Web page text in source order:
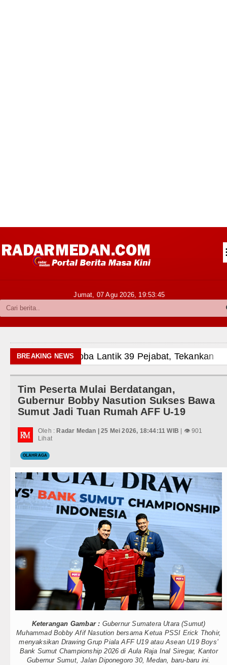
Kabupaten Karo
Politik
Hiburan
Olahraga
Teknologi
Internasional
Wisata
TIPS dan TRIK
Video
Kesehatan
Kuliner
Siraman Rohani
Jumat, 07 Agu 2026, 19:53:47
BREAKING NEWS
Publik
Pikiran
Jembatan Pascabencana di
Wewenang
Kaprah dan Ngawur
5 Agustus 2026
Hong Kong
TK Kemala Bhayangkari 11 Tarutung
Pelayanan Publik
Pikiran
Jembatan Pascabencana di
Tim Peserta Mulai Berdatangan,
Gubernur Bobby Nasution Sukses Bawa
Sumut Jadi Tuan Rumah AFF U-19
Oleh : Radar Medan | 25 Mei 2026, 18:44:11 WIB | 👁 901
Lihat
OLAHRAGA
Keterangan Gambar : Gubernur Sumatera Utara (Sumut)
Muhammad Bobby Afif Nasution bersama Ketua PSSI Erick Thohir,
menyaksikan Drawing Grup Piala AFF U19 atau Asean U19 Boys’
Bank Sumut Championship 2026 di Aula Raja Inal Siregar, Kantor
Gubernur Sumut, Jalan Diponegoro 30, Medan, baru-baru ini.